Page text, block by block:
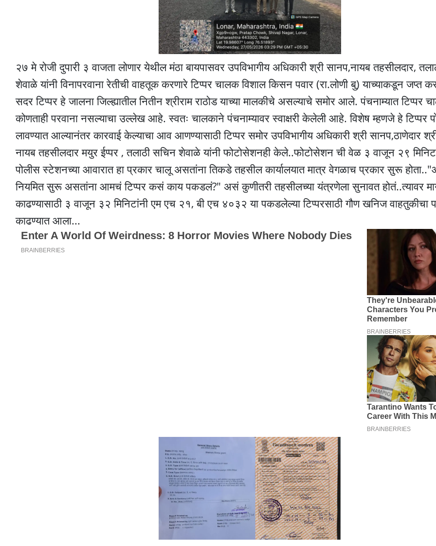
२७ मे रोजी दुपारी ३ वाजता लोणार येथील मंठा बायपासवर उपविभागीय अधिकारी श्री सानप,नायब तहसीलदार,
शेवाळे यांनी विनापरवाना रेतीची वाहतूक करणारे टिप्पर चालक विशाल किसन पवार (रा.लोणी बु) याच्याकडून जप्त
सदर टिप्पर हे जालना जिल्ह्यातील नितीन श्रीराम राठोड याच्या मालकीचे असल्याचे समोर आले. पंचनाम्यात टिप्पर
कोणताही परवाना नसल्याचा उल्लेख आहे. स्वतः चालकाने पंचनाम्यावर स्वाक्षरी केलेली आहे. विशेष म्हणजे हे टिप्पर
लावण्यात आल्यानंतर कारवाई केल्याचा आव आणण्यासाठी टिप्पर समोर उपविभागीय अधिकारी श्री सानप,ठाणेदार
नायब तहसीलदार मयुर ईप्पर , तलाठी सचिन शेवाळे यांनी फोटोसेशनही केले..फोटोसेशन ची वेळ ३ वाजून २९
पोलीस स्टेशनच्या आवारात हा प्रकार चालू असतांना तिकडे तहसील कार्यालयात मात्र वेगळाच प्रकार सुरू
नियमित सुरू असतांना आमचं टिप्पर कसं काय पकडलं?" असं कुणीतरी तहसीलच्या यंत्रणेला सुनावत होतं..त्यावर
काढण्यासाठी ३ वाजून ३२ मिनिटांनी एम एच २१, बी एच ४०३२ या पकडलेल्या टिप्परसाठी गौण खनिज वाहतुकीचा
काढण्यात आला...